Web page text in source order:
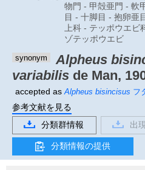
物門 - 甲殻亜門 - 軟
目 - 十脚目 - 抱卵亜
上科 - テッポウエビ
ゾテッポウエビ
synonym
Alpheus
variabilis de Man,
accepted as Alpheus bisincisus フ
参考文献を見る
分類群情報
出
分類情報の提供